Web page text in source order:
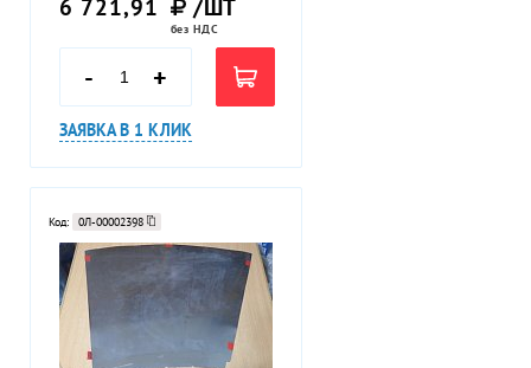
6 721,91 /ШТ
без НДС
- +
ЗАЯВКА В 1 КЛИК
Код: 0Л-00002398